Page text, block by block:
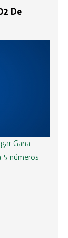
De
Gana
5 números